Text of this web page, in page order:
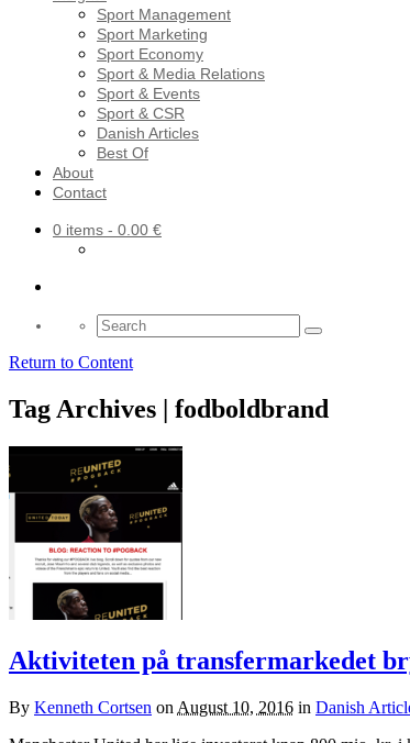
Sport Management
Sport Marketing
Sport Economy
Sport & Media Relations
Sport & Events
Sport & CSR
Danish Articles
Best Of
About
Contact
0 items - 0.00 €
Search
for:
Return to Content
Tag Archives | fodboldbrand
Aktiviteten på transfermarkedet
By Kenneth Cortsen on August 10, 2016 in Danish